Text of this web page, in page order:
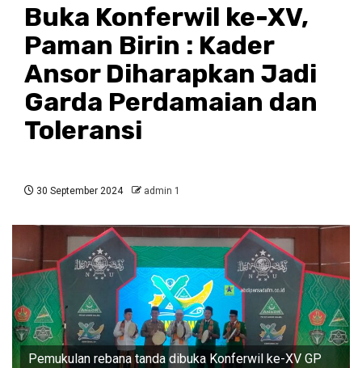
Buka Konferwil ke-XV,
Paman Birin : Kader
Ansor Diharapkan Jadi
Garda Perdamaian dan
Toleransi
30 September 2024 admin 1
Pemukulan rebana tanda dibuka Konferwil ke-XV GP